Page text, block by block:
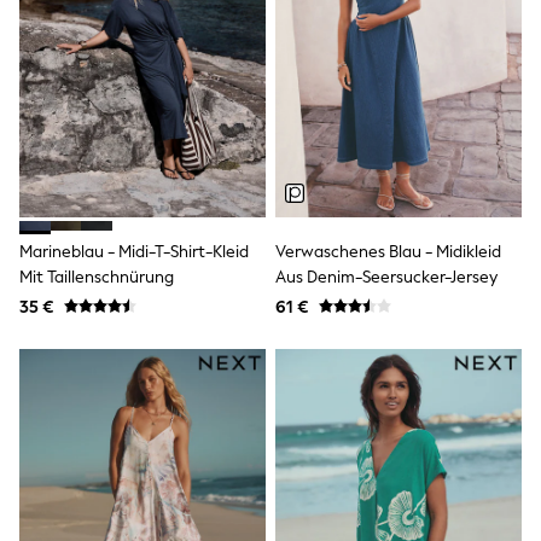
Shackets
Puddlesuits
Gilets
Fleeces
Teddy Borg
Puffers
Snowsuits
All Footwear
New In
Boots
Half Sizes
Slippers
Trainers
Wellies
Wide Fit
Shoes
All Underwear
Nighties
Pyjamas
Robes
Socks & Tights
All Bags & Accessories
Bags
Marineblau - Midi-T-Shirt-Kleid
Mit Taillenschnürung
35 €
Verwaschenes Blau - Midikleid
Aus Denim-Seersucker-Jersey
61 €